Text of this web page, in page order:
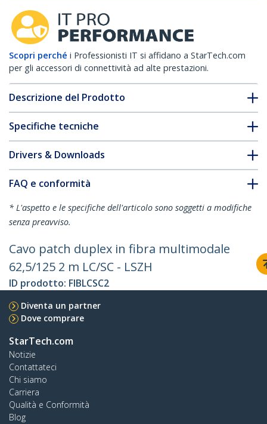
Scopri perché i Professionisti IT si affidano a StarTech.com
per gli accessori di connettività ad alte prestazioni.
Descrizione del Prodotto
Specifiche tecniche
Drivers & Downloads
FAQ e conformità
* L'aspetto e le specifiche dell'articolo sono soggetti a modifiche
senza preavviso.
Cavo patch duplex in fibra multimodale
62,5/125 2 m LC/SC - LSZH
ID prodotto: FIBLCSC2
Diventa un partner
Dove comprare
StarTech.com
Notizie
Contattateci
Chi siamo
Carriera
Qualità e Conformità
Blog